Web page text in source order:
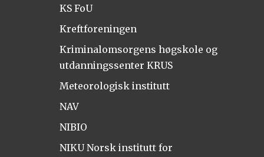
KS FoU
Kreftforeningen
Kriminalomsorgens høgskole og
utdanningssenter KRUS
Meteorologisk institutt
NAV
NIBIO
NIKU Norsk institutt for